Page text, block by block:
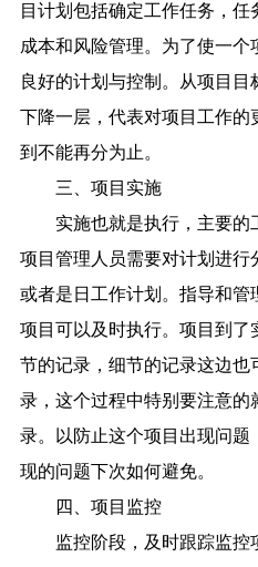
目计划包括确定工作任务，
成本和风险管理。为了使一
良好的计划与控制。从项目
下降一层，代表对项目工作
到不能再分为止。
三、项目实施
实施也就是执行，主要的
项目管理人员需要对计划进
或者是日工作计划。指导和管
项目可以及时执行。项目到了
节的记录，细节的记录这边
录，这个过程中特别要注意的
录。以防止这个项目出现问题
现的问题下次如何避免。
四、项目监控
监控阶段，及时跟踪监